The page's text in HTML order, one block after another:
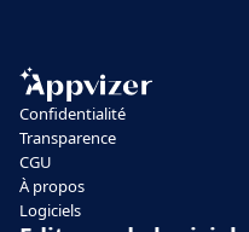
Confidentialité
Transparence
CGU
À propos
Logiciels